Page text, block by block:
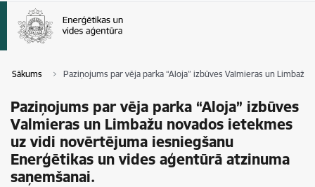
Sākums Paziņojums par vēja parka “Aloja” izbūves Valmieras un
Paziņojums par vēja parka “Aloja” izbūves
Valmieras un Limbažu novados ietekmes
uz vidi novērtējuma iesniegšanu
Enerģētikas un vides aģentūrā atzinuma
saņemšanai.